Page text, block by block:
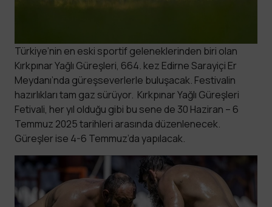
Türkiye’nin en eski sportif geleneklerinden biri olan
Kırkpınar Yağlı Güreşleri, 664. kez Edirne Sarayiçi Er
Meydanı’nda güreşseverlerle buluşacak. Festivalin
hazırlıkları tam gaz sürüyor. Kırkpınar Yağlı Güreşleri
Fetivali, her yıl olduğu gibi bu sene de 30 Haziran – 6
Temmuz 2025 tarihleri arasında düzenlenecek.
Güreşler ise 4-6 Temmuz’da yapılacak.